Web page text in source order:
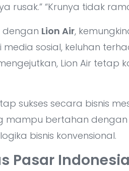
rusak.” “Krunya tidak
dengan Lion Air,
sosial, keluhan
Lion Air tetap
sukses secara bisnis
mampu bertahan
bisnis konvensional.
Pasar Indonesia